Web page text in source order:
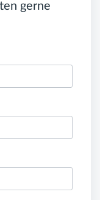
gerne